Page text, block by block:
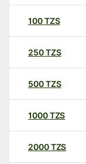
100TZS
250TZS
500TZS
1000TZS
2000TZS